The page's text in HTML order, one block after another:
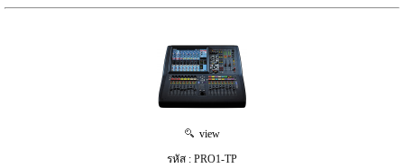
view
รหัส : PRO1-TP